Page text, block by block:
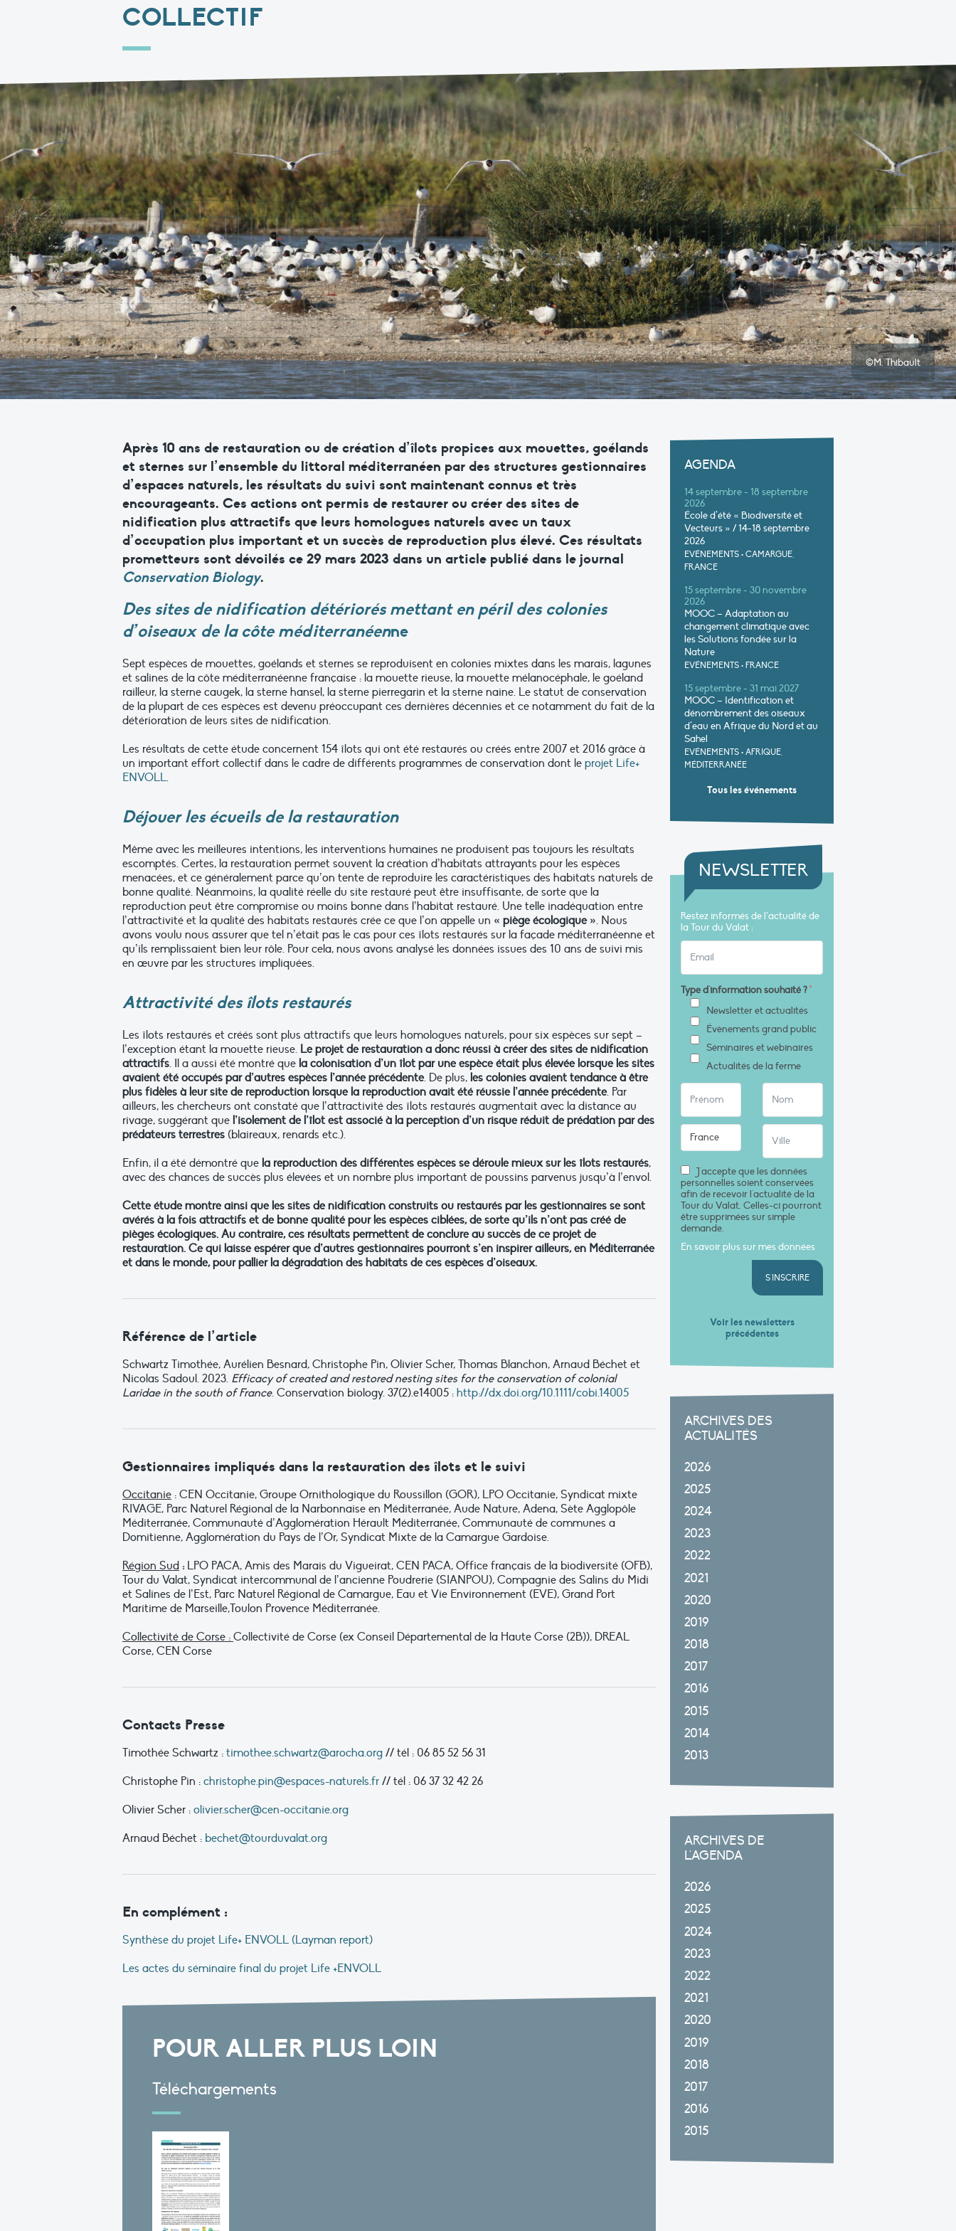
COLLECTIF
©M. Thibault
Après 10 ans de restauration ou de création d’îlots propices aux mouettes, goélands
et sternes sur l’ensemble du littoral méditerranéen par des structures gestionnaires
d’espaces naturels, les résultats du suivi sont maintenant connus et très
encourageants. Ces actions ont permis de restaurer ou créer des sites de
nidification plus attractifs que leurs homologues naturels avec un taux
d’occupation plus important et un succès de reproduction plus élevé. Ces résultats
prometteurs sont dévoilés ce 29 mars 2023 dans un article publié dans le journal
Conservation Biology.
Des sites de nidification détériorés mettant en péril des colonies
d’oiseaux de la côte méditerranéenne
Sept espèces de mouettes, goélands et sternes se reproduisent en colonies mixtes dans les marais, lagunes
et salines de la côte méditerranéenne française : la mouette rieuse, la mouette mélanocéphale, le goéland
railleur, la sterne caugek, la sterne hansel, la sterne pierregarin et la sterne naine. Le statut de conservation
de la plupart de ces espèces est devenu préoccupant ces dernières décennies et ce notamment du fait de la
détérioration de leurs sites de nidification.
Les résultats de cette étude concernent 154 îlots qui ont été restaurés ou créés entre 2007 et 2016 grâce à
un important effort collectif dans le cadre de différents programmes de conservation dont le projet Life+
ENVOLL.
Déjouer les écueils de la restauration
Même avec les meilleures intentions, les interventions humaines ne produisent pas toujours les résultats
escomptés. Certes, la restauration permet souvent la création d’habitats attrayants pour les espèces
menacées, et ce généralement parce qu’on tente de reproduire les caractéristiques des habitats naturels de
bonne qualité. Néanmoins, la qualité réelle du site restauré peut être insuffisante, de sorte que la
reproduction peut être compromise ou moins bonne dans l’habitat restauré. Une telle inadéquation entre
l’attractivité et la qualité des habitats restaurés crée ce que l’on appelle un « piège écologique ». Nous
avons voulu nous assurer que tel n’était pas le cas pour ces îlots restaurés sur la façade méditerranéenne et
qu’ils remplissaient bien leur rôle. Pour cela, nous avons analysé les données issues des 10 ans de suivi mis
en œuvre par les structures impliquées.
Attractivité des îlots restaurés
Les îlots restaurés et créés sont plus attractifs que leurs homologues naturels, pour six espèces sur sept –
l’exception étant la mouette rieuse. Le projet de restauration a donc réussi à créer des sites de nidification
attractifs. Il a aussi été montré que la colonisation d’un îlot par une espèce était plus élevée lorsque les sites
avaient été occupés par d’autres espèces l’année précédente. De plus, les colonies avaient tendance à être
plus fidèles à leur site de reproduction lorsque la reproduction avait été réussie l’année précédente. Par
ailleurs, les chercheurs ont constaté que l’attractivité des îlots restaurés augmentait avec la distance au
rivage, suggérant que l’isolement de l’îlot est associé à la perception d’un risque réduit de prédation par des
prédateurs terrestres (blaireaux, renards etc.).
Enfin, il a été démontré que la reproduction des différentes espèces se déroule mieux sur les îlots restaurés,
avec des chances de succès plus élevées et un nombre plus important de poussins parvenus jusqu’à l’envol.
Cette étude montre ainsi que les sites de nidification construits ou restaurés par les gestionnaires se sont
avérés à la fois attractifs et de bonne qualité pour les espèces ciblées, de sorte qu’ils n’ont pas créé de
pièges écologiques. Au contraire, ces résultats permettent de conclure au succès de ce projet de
restauration. Ce qui laisse espérer que d’autres gestionnaires pourront s’en inspirer ailleurs, en Méditerranée
et dans le monde, pour pallier la dégradation des habitats de ces espèces d’oiseaux.
Référence de l’article
Schwartz Timothée, Aurélien Besnard, Christophe Pin, Olivier Scher, Thomas Blanchon, Arnaud Béchet et
Nicolas Sadoul. 2023. Efficacy of created and restored nesting sites for the conservation of colonial
Laridae in the south of France. Conservation biology. 37(2).e14005 : http://dx.doi.org/10.1111/cobi.14005
Gestionnaires impliqués dans la restauration des îlots et le suivi
Occitanie : CEN Occitanie, Groupe Ornithologique du Roussillon (GOR), LPO Occitanie, Syndicat mixte
RIVAGE, Parc Naturel Régional de la Narbonnaise en Méditerranée, Aude Nature, Adena, Sète Agglopôle
Méditerranée, Communauté d’Agglomération Hérault Méditerranée, Communauté de communes a
Domitienne, Agglomération du Pays de l’Or, Syndicat Mixte de la Camargue Gardoise.
Région Sud : LPO PACA, Amis des Marais du Vigueirat, CEN PACA, Office français de la biodiversité (OFB),
Tour du Valat, Syndicat intercommunal de l’ancienne Poudrerie (SIANPOU), Compagnie des Salins du Midi
et Salines de l’Est, Parc Naturel Régional de Camargue, Eau et Vie Environnement (EVE), Grand Port
Maritime de Marseille,Toulon Provence Méditerranée.
Collectivité de Corse : Collectivité de Corse (ex Conseil Départemental de la Haute Corse (2B)), DREAL
Corse, CEN Corse
Contacts Presse
Timothée Schwartz : timothee.schwartz@arocha.org // tél : 06 85 52 56 31
Christophe Pin : christophe.pin@espaces-naturels.fr // tél : 06 37 32 42 26
Olivier Scher : olivier.scher@cen-occitanie.org
Arnaud Béchet : bechet@tourduvalat.org
En complément :
Synthèse du projet Life+ ENVOLL (Layman report)
Les actes du séminaire final du projet Life +ENVOLL
POUR ALLER PLUS LOIN
Téléchargements
AGENDA
14 septembre - 18 septembre
2026
École d’été « Biodiversité et
Vecteurs » / 14-18 septembre
2026
EVÉNEMENTS • CAMARGUE,
FRANCE
15 septembre - 30 novembre
2026
MOOC – Adaptation au
changement climatique avec
les Solutions fondée sur la
Nature
EVÉNEMENTS • FRANCE
15 septembre - 31 mai 2027
MOOC – Identification et
dénombrement des oiseaux
d’eau en Afrique du Nord et au
Sahel
EVÉNEMENTS • AFRIQUE,
MÉDITERRANÉE
Tous les événements
NEWSLETTER
Restez informés de l’actualité de
la Tour du Valat :
Type d'information souhaité ?*
Newsletter et actualités
Évènements grand public
Séminaires et webinaires
Actualités de la ferme
J'accepte que les données
personnelles soient conservées
afin de recevoir l'actualité de la
Tour du Valat. Celles-ci pourront
être supprimées sur simple
demande.
En savoir plus sur mes données
S'INSCRIRE
Voir les newsletters
précédentes
ARCHIVES DES
ACTUALITÉS
2026
2025
2024
2023
2022
2021
2020
2019
2018
2017
2016
2015
2014
2013
ARCHIVES DE
L'AGENDA
2026
2025
2024
2023
2022
2021
2020
2019
2018
2017
2016
2015